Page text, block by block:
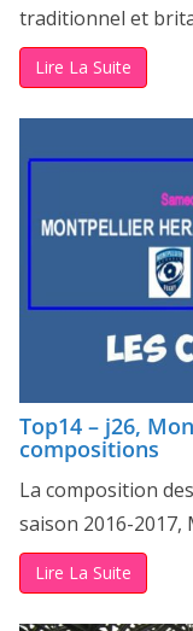
traditionnel et
Lire La Suite
Top14 – j26,
compositions
La composition
saison 2016-2017,
Lire La Suite